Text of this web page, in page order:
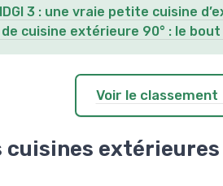
3 : une vraie petite cuisine
de cuisine extérieure 90° : le
Voir le classement
cuisines